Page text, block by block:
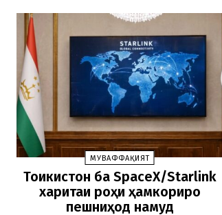
МУВАФФАҚИЯТ
Тоҷикистон ба SpaceX/Starlink
харитаи роҳи ҳамкориро
пешниҳод намуд